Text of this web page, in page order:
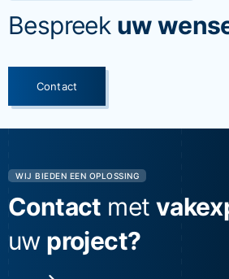
Bespreek uw
Contact
WIJ BIEDEN EEN OPLOSSING
Contact met
uw project?